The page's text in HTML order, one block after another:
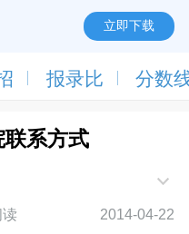
立即下载
报录比 分数
系方式
2014-04-22